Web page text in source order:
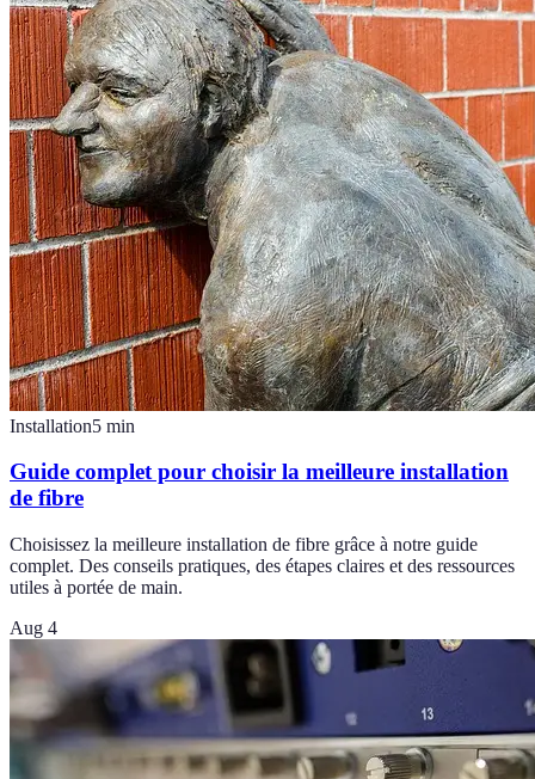
Installation5 min
Guide complet pour choisir la meilleure installation
de fibre
Choisissez la meilleure installation de fibre grâce à notre guide
complet. Des conseils pratiques, des étapes claires et des ressources
utiles à portée de main.
Aug 4